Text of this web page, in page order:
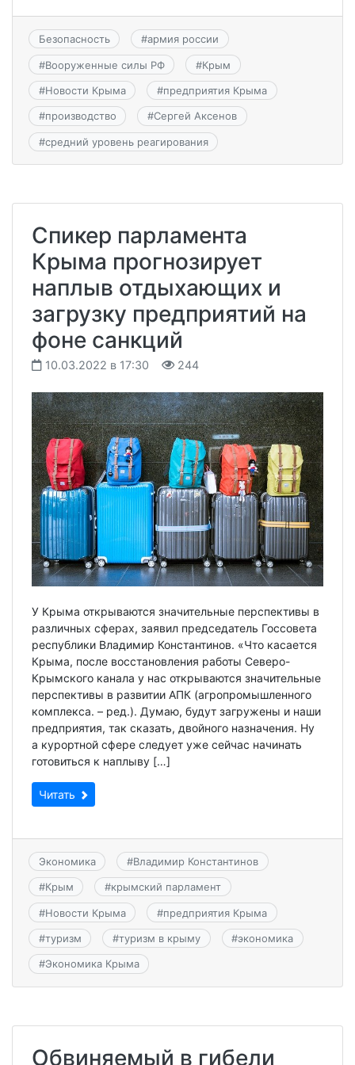
Безопасность #армия россии
#Вооруженные силы РФ #Крым
#Новости Крыма #предприятия Крыма
#производство #Сергей Аксенов
#средний уровень реагирования
Спикер парламента
Крыма прогнозирует
наплыв отдыхающих и
загрузку предприятий на
фоне санкций
10.03.2022 в 17:30 244
У Крыма открываются значительные перспективы в
различных сферах, заявил председатель Госсовета
республики Владимир Константинов. «Что касается
Крыма, после восстановления работы Северо-
Крымского канала у нас открываются значительные
перспективы в развитии АПК (агропромышленного
комплекса. – ред.). Думаю, будут загружены и наши
предприятия, так сказать, двойного назначения. Ну
а курортной сфере следует уже сейчас начинать
готовиться к наплыву […]
Читать
Экономика #Владимир Константинов
#Крым #крымский парламент
#Новости Крыма #предприятия Крыма
#туризм #туризм в крыму #экономика
#Экономика Крыма
Обвиняемый в гибели